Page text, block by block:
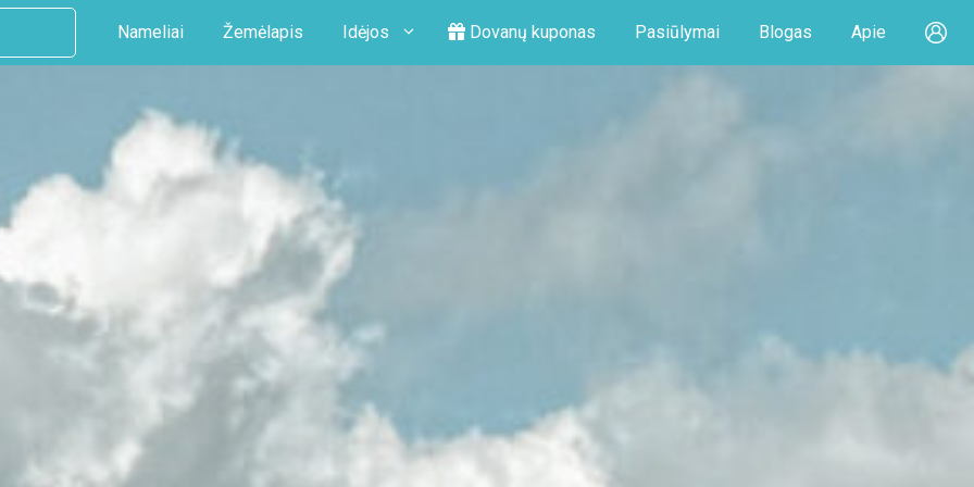
Nameliai Žemėlapis Idėjos Dovanų kuponas Pasiūlymai Blogas Apie